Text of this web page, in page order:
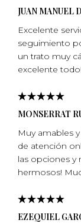
JUAN MANUEL
Excelente
seguimiento
un trato muy
excelente
MONSERRAT
Muy amables
de atención
las opciones y
hermosos!
EZEQUIEL